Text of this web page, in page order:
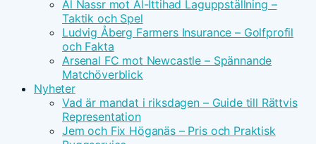
Al Nassr mot Al-Ittihad Laguppställning –
Taktik och Spel
Ludvig Åberg Farmers Insurance – Golfprofil
och Fakta
Arsenal FC mot Newcastle – Spännande
Matchöverblick
Nyheter
Vad är mandat i riksdagen – Guide till Rättvis
Representation
Jem och Fix Höganäs – Pris och Praktisk